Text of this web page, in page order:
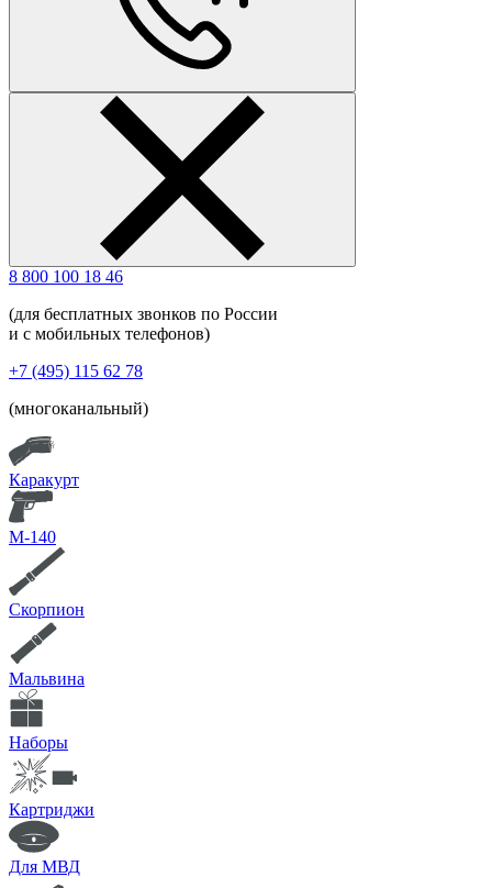
8 800 100 18 46
(для бесплатных звонков по России
и с мобильных телефонов)
+7 (495) 115 62 78
(многоканальный)
Каракурт
М-140
Скорпион
Мальвина
Наборы
Картриджи
Для МВД